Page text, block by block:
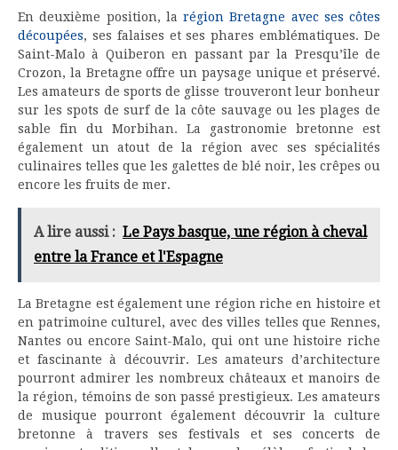
En deuxième position, la région Bretagne avec ses côtes
découpées, ses falaises et ses phares emblématiques. De
Saint-Malo à Quiberon en passant par la Presqu’île de
Crozon, la Bretagne offre un paysage unique et préservé.
Les amateurs de sports de glisse trouveront leur bonheur
sur les spots de surf de la côte sauvage ou les plages de
sable fin du Morbihan. La gastronomie bretonne est
également un atout de la région avec ses spécialités
culinaires telles que les galettes de blé noir, les crêpes ou
encore les fruits de mer.
A lire aussi : Le Pays basque, une région à cheval
entre la France et l'Espagne
La Bretagne est également une région riche en histoire et
en patrimoine culturel, avec des villes telles que Rennes,
Nantes ou encore Saint-Malo, qui ont une histoire riche
et fascinante à découvrir. Les amateurs d’architecture
pourront admirer les nombreux châteaux et manoirs de
la région, témoins de son passé prestigieux. Les amateurs
de musique pourront également découvrir la culture
bretonne à travers ses festivals et ses concerts de